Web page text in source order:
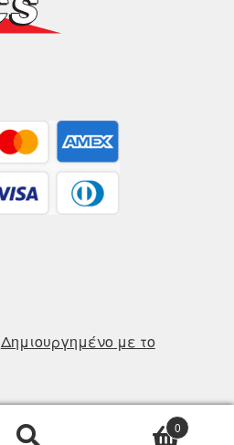
Δημιουργημένο με το
0